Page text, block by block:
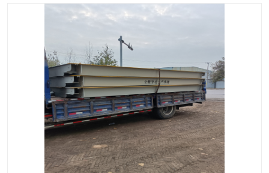
废纸打包机
烘干机 食品烘干机
装载机电子秤 输送机
半自动输送机 全自动输送机
冷却塔 食品螺旋塔
撕碎机 木材撕碎机